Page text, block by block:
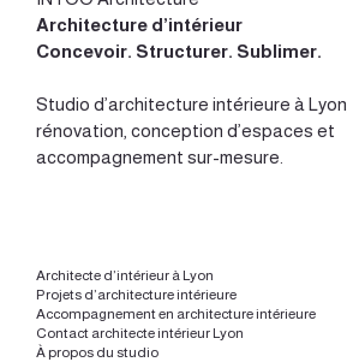
Architecture d’intérieur
Concevoir. Structurer. Sublimer.
Studio d’architecture intérieure à Lyon
rénovation, conception d’espaces et
accompagnement sur-mesure.
Architecte d’intérieur à Lyon
Projets d’architecture intérieure
Accompagnement en architecture intérieure
Contact architecte intérieur Lyon
À propos du studio